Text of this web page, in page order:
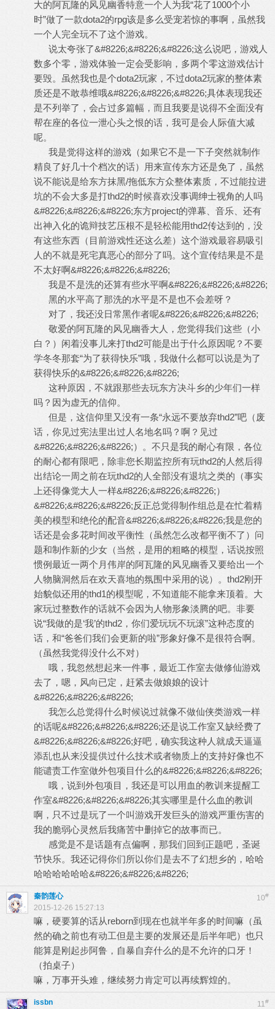
大的阿瓦隆的风见幽香特意一个人为我“花了1000个小
时”做了一款dota2的rpg该是多么受宠若惊的事啊，虽然我
一个人完全玩不了这个游戏。
说太夸张了&#8226;&#8226;&#8226;这么说吧，游戏人
数多个零，游戏体验一定会受影响，多两个零这游戏估计
要毁。虽然我也是个dota2玩家，不过dota2玩家的整体素
质还是不敢恭维哦&#8226;&#8226;&#8226;具体表现我还
是不列举了，会占过多篇幅，而且我要是说得不全面没有
帮在座的各位一泄心头之恨的话，我可是会人际值大减
呢。
我是觉得这样的游戏（如果它不是一下子突然就制作
精良了好几十个档次的话）用来宣传东方还是免了，虽然
说不能说是给东方抹黑/拖低东方众整体素质，不过能拉进
坑的不会大多是打thd2的时候喜欢没事调绅士视角的人吗
&#8226;&#8226;&#8226;东方project的弹幕、音乐、还有
出神入化的诡辩技艺压根不是轻松能用thd2传达到的，没
有这些东西（目前游戏性还这么差）这个游戏最容易吸引
人的不就是死宅真恶心的部分了吗。这个宣传结果是不是
不太好啊&#8226;&#8226;&#8226;
我是不是洗的还算有些水平啊&#8226;&#8226;&#8226;
黑的水平高了那洗的水平是不是也不会差呀？
对了，我还没日常黑作者呢&#8226;&#8226;&#8226;
敬爱的阿瓦隆的风见幽香大人，您觉得我们这些（小
白？）闲着没事儿来打thd2可能是出于什么原因呢？不要
学冬冬那套“为了获得快乐”哦，我做什么都可以说是为了
获得快乐的&#8226;&#8226;&#8226;
这种原因，不就跟那些去玩东方决斗乡的少年们一样
吗？因为虚无的信仰。
但是，这信仰里又没有一条“永远不要放弃thd2”吧（废
话，你见过宪法里出过人名地名吗？啊？见过
&#8226;&#8226;&#8226;）。不只是我的耐心有限，各位
的耐心都有限吧，除非您长期监控所有玩thd2的人然后得
出结论一周之前在玩thd2的人全部没有退坑之类的（事实
上还得像觉大人一样&#8226;&#8226;&#8226;）
&#8226;&#8226;&#8226;反正总觉得制作组总是在忙着精
美的模型和绝伦的配音&#8226;&#8226;&#8226;我是您的
话还是会多花时间改平衡性（虽然怎么改都平衡不了）问
题和制作新的少女（当然，是用的粗略的模型，话说按照
惯例最近一两个月伟岸的阿瓦隆的风见幽香又要给出一个
人物脑洞然后在欢天喜地的氛围中采用的说）。thd2刚开
始貌似还用的thd1的模型呢，不知道能不能拿来顶着。大
家玩过整数作的话就不会因为人物形象淡腾的吧。非要
说“我做的是‘我’的thd2，你们爱玩玩不玩滚”这种态度的
话，和“爸爸们我们会更新的啦”形象好像不是很符合啊。
（虽然我觉得没什么不对）
哦，我忽然想起来一件事，最近工作室去做修仙游戏
去了，嗯，风向已定，赶紧去做娘娘的设计
&#8226;&#8226;&#8226;
我怎么总觉得什么时候说过就像不做仙侠类游戏一样
的话呢&#8226;&#8226;&#8226;还是说工作室又缺经费了
&#8226;&#8226;&#8226;好吧，确实我这种人就成天逼逼
添乱也从来没提供过什么技术或者物质上的支持好像也不
能谴责工作室做外包项目什么的&#8226;&#8226;&#8226;
哦，说到外包项目，我还是可以用血的教训来提醒工
作室&#8226;&#8226;&#8226;其实哪里是什么血的教训
啊，只不过是玩了一个叫游戏开发巨头的游戏严重伤害的
我的脆弱心灵然后我痛苦中删掉它的故事而已。
感觉是不是话题有点偏啊，那我们回到正题吧，圣诞
节快乐。我还记得你们所以你们是去不了幻想乡的，哈哈
哈哈哈哈哈哈&#8226;&#8226;&#8226;
10#
秦韵莲心
2015-12-26 15:27:13
嘛，硬要算的话从reborn到现在也就半年多的时间嘛（虽
然的确之前也有动工但是主要的发展还是后半年吧）也只
能算是刚起步阿鲁，自暴自弃什么的是不允许的口牙！
（拍桌子）
嘛，万事开头难，继续努力肯定可以再续辉煌的。
11#
issbn